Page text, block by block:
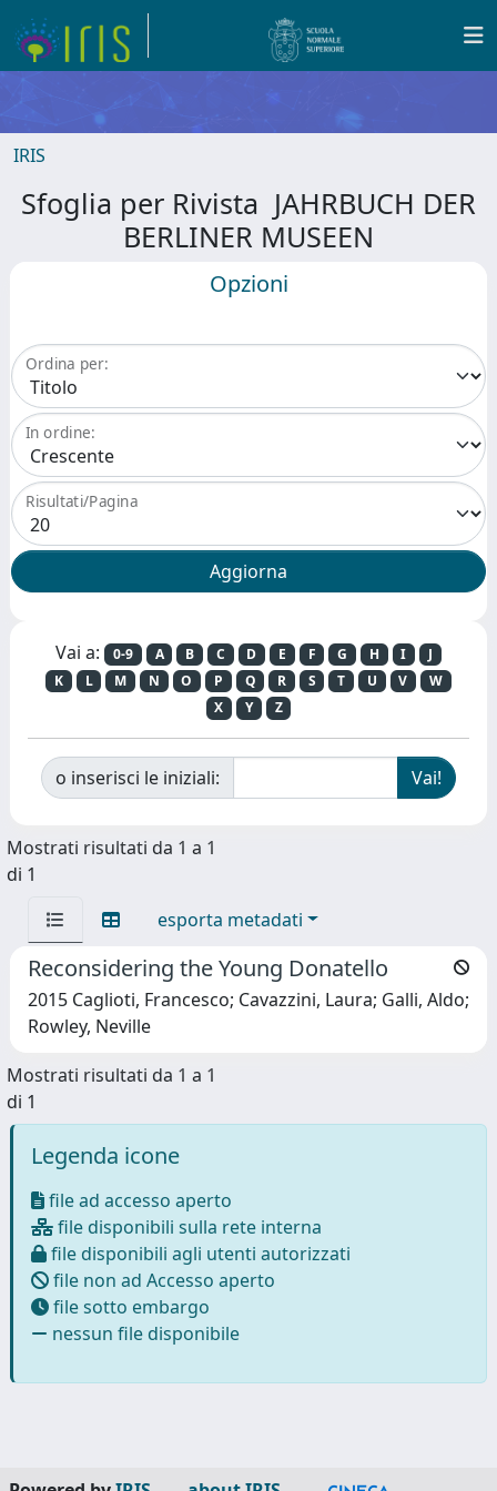
IRIS
Sfoglia per Rivista JAHRBUCH DER
BERLINER MUSEEN
Opzioni
Ordina per:
In ordine:
Risultati/Pagina
Vai a: 0-9 A B C D E F G H I
J
K
L M N O P Q R S T U V
W
X
Y Z
o inserisci le iniziali:
Mostrati risultati da 1 a 1
di 1
esporta metadati
Reconsidering the Young Donatello
2015 Caglioti, Francesco; Cavazzini, Laura; Galli, Aldo;
Rowley, Neville
Mostrati risultati da 1 a 1
di 1
Legenda icone
file ad accesso aperto
file disponibili sulla rete interna
file disponibili agli utenti autorizzati
file non ad Accesso aperto
file sotto embargo
nessun file disponibile